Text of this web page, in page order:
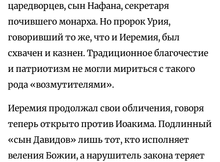
царедворцев, сын Нафана, секретаря
почившего монарха. Но пророк Урия,
говоривший то же, что и Иеремия, был
схвачен и казнен. Традиционное благочестие
и патриотизм не могли мириться с такого
рода «возмутителями».
Иеремия продолжал свои обличения, говоря
теперь открыто против Иоакима. Подлинный
«сын Давидов» лишь тот, кто исполняет
веления Божии, а нарушитель закона теряет